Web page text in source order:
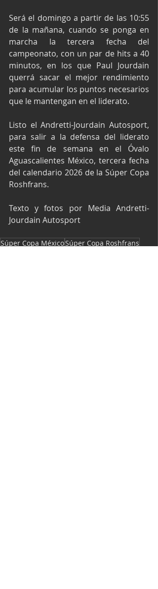
Será el domingo a partir de las 10:55
de la mañana, cuando se ponga en
marcha la tercera fecha del
campeonato, con un par de hits a 40
minutos, en los que Paul Jourdain
querrá sacar el mejor rendimiento
para acumular los puntos necesarios
que le mantengan en el liderato.
Listo el Andretti-Jourdain Autosport,
para salir a la defensa del liderato
este fin de semana en el Óvalo
Aguascalientes México, tercera fecha
del calendario 2026 de la Súper Copa
Roshfrans.
Texto y fotos por Media Andretti-
Jourdain Autosport
Súper Copa MéxicoSúper Copa Roshfrans